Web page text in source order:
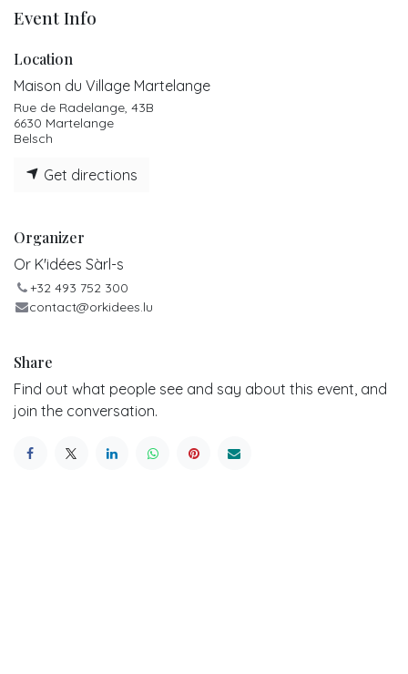
Event Info
Location
Maison du Village Martelange
Rue de Radelange, 43B
6630 Martelange
Belsch
Get directions
Organizer
Or K'idées Sàrl-s
+32 493 752 300
contact@orkidees.lu
Share
Find out what people see and say about this event, and
join the conversation.